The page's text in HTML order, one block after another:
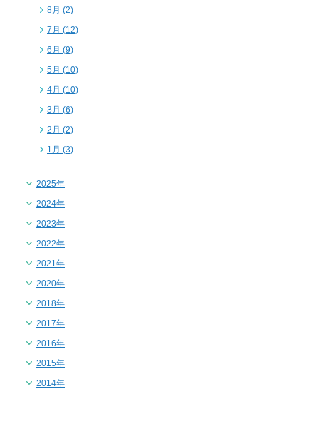
8月 (2)
7月 (12)
6月 (9)
5月 (10)
4月 (10)
3月 (6)
2月 (2)
1月 (3)
2025年
2024年
2023年
2022年
2021年
2020年
2018年
2017年
2016年
2015年
2014年